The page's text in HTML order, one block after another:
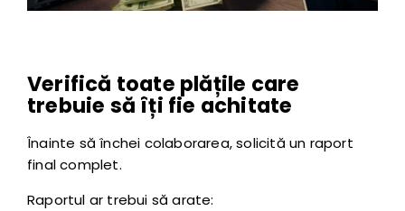
Verifică toate plățile care
trebuie să îți fie achitate
Înainte să închei colaborarea, solicită un raport
final complet.
Raportul ar trebui să arate: